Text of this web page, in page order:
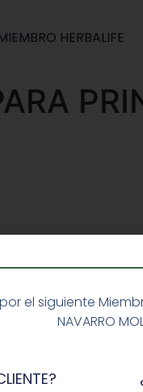
HERBALIFE
el siguiente
NAVARRO